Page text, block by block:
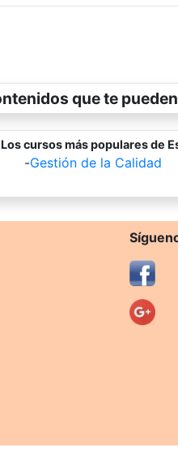
que te
Los cursos más populares de
-Gestión de la Calidad